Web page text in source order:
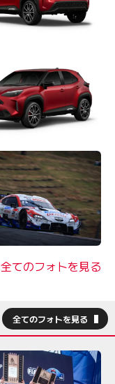
全てのフォトを見る
全てのフォトを見る